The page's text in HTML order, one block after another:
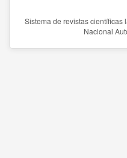
Sistema de revistas
Nacional